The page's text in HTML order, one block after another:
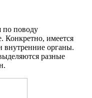
по поводу
Конкретно, имеется
внутренние органы.
разные